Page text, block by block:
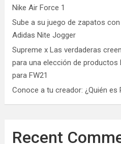
Nike Air Force 1
Sube a su juego de zapatos
Adidas Nite Jogger
Supreme x Las verdaderas
para una elección de productos
para FW21
Conoce a tu creador: ¿Quién es
Recent